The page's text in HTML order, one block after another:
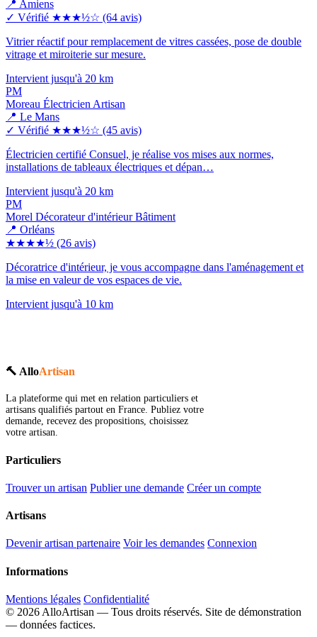
📍 Amiens
✓ Vérifié ★★★½☆ (64 avis)
Vitrier réactif pour remplacement de vitres cassées, pose de double
vitrage et miroiterie sur mesure.
Intervient jusqu'à 20 km
PM
Moreau Électricien Artisan
📍 Le Mans
✓ Vérifié ★★★½☆ (45 avis)
Électricien certifié Consuel, je réalise vos mises aux normes,
installations de tableaux électriques et dépan…
Intervient jusqu'à 20 km
PM
Morel Décorateur d'intérieur Bâtiment
📍 Orléans
★★★★½ (26 avis)
Décoratrice d'intérieur, je vous accompagne dans l'aménagement et
la mise en valeur de vos espaces de vie.
Intervient jusqu'à 10 km
🔨 AlloArtisan
La plateforme qui met en relation particuliers et
artisans qualifiés partout en France. Publiez votre
demande, recevez des propositions, choisissez
votre artisan.
Particuliers
Trouver un artisan Publier une demande Créer un compte
Artisans
Devenir artisan partenaire Voir les demandes Connexion
Informations
Mentions légales Confidentialité
© 2026 AlloArtisan — Tous droits réservés. Site de démonstration
— données factices.